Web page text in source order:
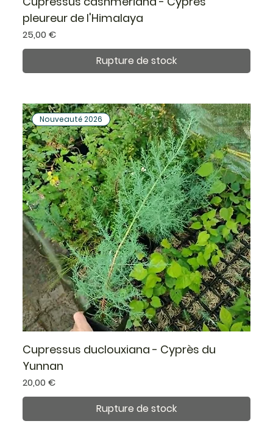
pleureur de l'Himalaya
Prix
25,00 €
Rupture de stock
Nouveauté 2026
Cupressus duclouxiana - Cyprès du
Yunnan
Prix
20,00 €
Rupture de stock